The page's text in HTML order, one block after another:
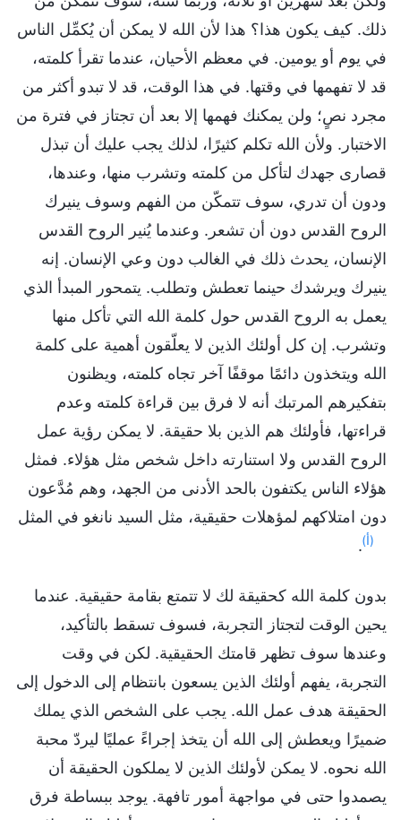
ذلك. كيف يكون هذا؟ هذا لأن الله لا يمكن أن يُكمِّل الناس
في يوم أو يومين. في معظم الأحيان، عندما تقرأ كلمته،
قد لا تفهمها في وقتها. في هذا الوقت، قد لا تبدو أكثر من
مجرد نصٍ؛ ولن يمكنك فهمها إلا بعد أن تجتاز في فترة من
الاختبار. ولأن الله تكلم كثيرًا، لذلك يجب عليك أن تبذل
قصارى جهدك لتأكل من كلمته وتشرب منها، وعندها،
ودون أن تدري، سوف تتمكّن من الفهم وسوف ينيرك
الروح القدس دون أن تشعر. وعندما يُنير الروح القدس
الإنسان، يحدث ذلك في الغالب دون وعي الإنسان. إنه
ينيرك ويرشدك حينما تعطش وتطلب. يتمحور المبدأ الذي
يعمل به الروح القدس حول كلمة الله التي تأكل منها
وتشرب. إن كل أولئك الذين لا يعلّقون أهمية على كلمة
الله ويتخذون دائمًا موقفًا آخر تجاه كلمته، ويظنون
بتفكيرهم المرتبك أنه لا فرق بين قراءة كلمته وعدم
قراءتها، فأولئك هم الذين بلا حقيقة. لا يمكن رؤية عمل
الروح القدس ولا استنارته داخل شخص مثل هؤلاء. فمثل
هؤلاء الناس يكتفون بالحد الأدنى من الجهد، وهم مُدَّعون
دون امتلاكهم لمؤهلات حقيقية، مثل السيد نانغو في المثل
(أ).
بدون كلمة الله كحقيقة لك لا تتمتع بقامة حقيقية. عندما
يحين الوقت لتجتاز التجربة، فسوف تسقط بالتأكيد،
وعندها سوف تظهر قامتك الحقيقية. لكن في وقت
التجربة، يفهم أولئك الذين يسعون بانتظام إلى الدخول إلى
الحقيقة هدف عمل الله. يجب على الشخص الذي يملك
ضميرًا ويعطش إلى الله أن يتخذ إجراءً عمليًا ليردّ محبة
الله نحوه. لا يمكن لأولئك الذين لا يملكون الحقيقة أن
يصمدوا حتى في مواجهة أمور تافهة. يوجد ببساطة فرق